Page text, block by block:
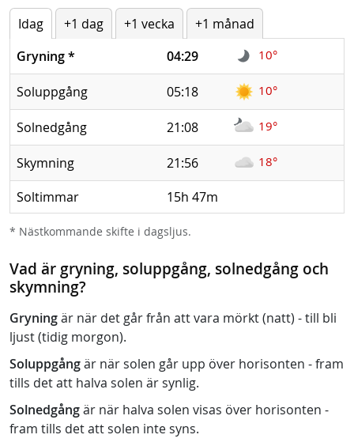
Idag +1 dag +1 vecka
+1 månad
Gryning* 04:29 10°
Soluppgång 05:18 10°
Solnedgång 21:08 19°
Skymning 21:56 18°
Soltimmar 15h 47m
* Nästkommande skifte i dagsljus.
Vad är gryning, soluppgång, solnedgång och
skymning?
Gryningär när det går från att vara mörkt (natt) - till bli
ljust (tidig morgon).
Soluppgångär när solen går upp över horisonten - fram
tills det att halva solen är synlig.
Solnedgångär när halva solen visas över horisonten -
fram tills det att solen inte syns.